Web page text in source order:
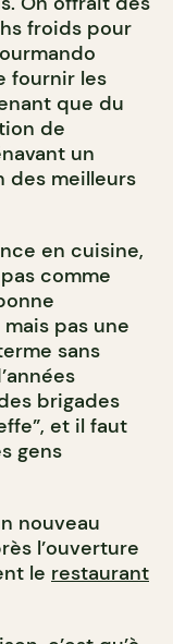
froids pour
fournir les
que du
de
un
des meilleurs
en cuisine,
comme
pas une
sans
brigades
et il faut
gens
nouveau
l’ouverture
le restaurant